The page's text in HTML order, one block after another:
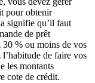
pour obtenir
signifie qu’il faut
de prêt
30 % ou moins de vos
de faire vos
les montants
cote de crédit.